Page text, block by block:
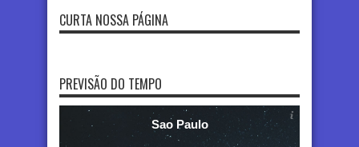
CURTA NOSSA PÁGINA
PREVISÃO DO TEMPO
Sao Paulo